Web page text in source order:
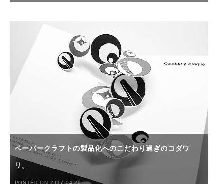
ペーパークラフトの製品化へのこだわり過ぎのコダワ
リ。
POSTED ON 2017-04-20